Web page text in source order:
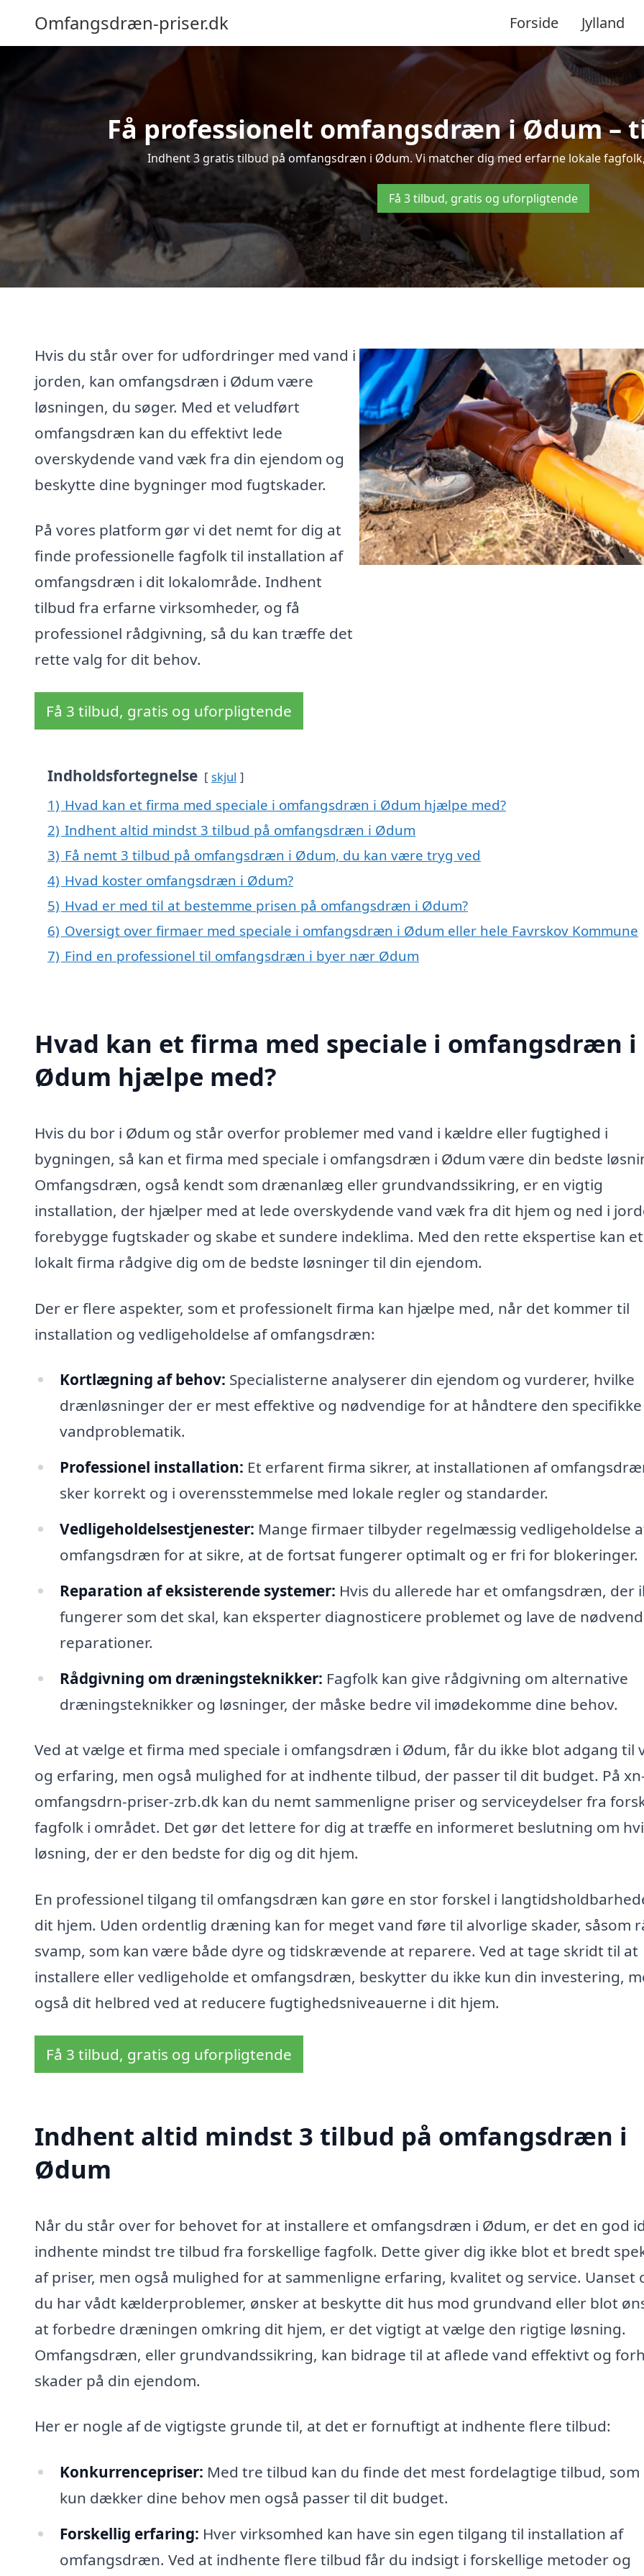
Omfangsdræn-priser.dk Forside Jylland
Få professionelt omfangsdræn i Ødum –
Indhent 3 gratis tilbud på omfangsdræn i Ødum. Vi matcher dig med erfarne lokale
Få 3 tilbud, gratis og uforpligtende
Hvis du står over for udfordringer med vand i
jorden, kan omfangsdræn i Ødum være
løsningen, du søger. Med et veludført
omfangsdræn kan du effektivt lede
overskydende vand væk fra din ejendom og
beskytte dine bygninger mod fugtskader.
På vores platform gør vi det nemt for dig at
finde professionelle fagfolk til installation af
omfangsdræn i dit lokalområde. Indhent
tilbud fra erfarne virksomheder, og få
professionel rådgivning, så du kan træffe det
rette valg for dit behov.
Få 3 tilbud, gratis og uforpligtende
Indholdsfortegnelse skjul
1) Hvad kan et firma med speciale i omfangsdræn i Ødum hjælpe med?
2) Indhent altid mindst 3 tilbud på omfangsdræn i Ødum
3) Få nemt 3 tilbud på omfangsdræn i Ødum, du kan være tryg ved
4) Hvad koster omfangsdræn i Ødum?
5) Hvad er med til at bestemme prisen på omfangsdræn i Ødum?
6) Oversigt over firmaer med speciale i omfangsdræn i Ødum eller hele Favrskov Kommune
7) Find en professionel til omfangsdræn i byer nær Ødum
Hvad kan et firma med speciale i omfangsdræn i
Ødum hjælpe med?
Hvis du bor i Ødum og står overfor problemer med vand i kældre eller fugtighed i
bygningen, så kan et firma med speciale i omfangsdræn i Ødum være din bedste
Omfangsdræn, også kendt som drænanlæg eller grundvandssikring, er en vigtig
installation, der hjælper med at lede overskydende vand væk fra dit hjem og ned i
forebygge fugtskader og skabe et sundere indeklima. Med den rette ekspertise kan et
lokalt firma rådgive dig om de bedste løsninger til din ejendom.
Der er flere aspekter, som et professionelt firma kan hjælpe med, når det kommer til
installation og vedligeholdelse af omfangsdræn:
Kortlægning af behov: Specialisterne analyserer din ejendom og vurderer, hvilke
drænløsninger der er mest effektive og nødvendige for at håndtere den specifikke
vandproblematik.
Professionel installation: Et erfarent firma sikrer, at installationen af
sker korrekt og i overensstemmelse med lokale regler og standarder.
Vedligeholdelsestjenester: Mange firmaer tilbyder regelmæssig vedligeholdelse
omfangsdræn for at sikre, at de fortsat fungerer optimalt og er fri for blokeringer.
Reparation af eksisterende systemer: Hvis du allerede har et omfangsdræn, der
fungerer som det skal, kan eksperter diagnosticere problemet og lave de
reparationer.
Rådgivning om dræningsteknikker: Fagfolk kan give rådgivning om alternative
dræningsteknikker og løsninger, der måske bedre vil imødekomme dine behov.
Ved at vælge et firma med speciale i omfangsdræn i Ødum, får du ikke blot adgang til
og erfaring, men også mulighed for at indhente tilbud, der passer til dit budget. På
omfangsdrn-priser-zrb.dk kan du nemt sammenligne priser og serviceydelser fra
fagfolk i området. Det gør det lettere for dig at træffe en informeret beslutning om
løsning, der er den bedste for dig og dit hjem.
En professionel tilgang til omfangsdræn kan gøre en stor forskel i
dit hjem. Uden ordentlig dræning kan for meget vand føre til alvorlige skader, såsom
svamp, som kan være både dyre og tidskrævende at reparere. Ved at tage skridt til at
installere eller vedligeholde et omfangsdræn, beskytter du ikke kun din investering,
også dit helbred ved at reducere fugtighedsniveauerne i dit hjem.
Få 3 tilbud, gratis og uforpligtende
Indhent altid mindst 3 tilbud på omfangsdræn i
Ødum
Når du står over for behovet for at installere et omfangsdræn i Ødum, er det en god
indhente mindst tre tilbud fra forskellige fagfolk. Dette giver dig ikke blot et bredt
af priser, men også mulighed for at sammenligne erfaring, kvalitet og service. Uanset
du har vådt kælderproblemer, ønsker at beskytte dit hus mod grundvand eller blot
at forbedre dræningen omkring dit hjem, er det vigtigt at vælge den rigtige løsning.
Omfangsdræn, eller grundvandssikring, kan bidrage til at aflede vand effektivt og
skader på din ejendom.
Her er nogle af de vigtigste grunde til, at det er fornuftigt at indhente flere tilbud:
Konkurrencepriser: Med tre tilbud kan du finde det mest fordelagtige tilbud, som
kun dækker dine behov men også passer til dit budget.
Forskellig erfaring: Hver virksomhed kan have sin egen tilgang til installation af
omfangsdræn. Ved at indhente flere tilbud får du indsigt i forskellige metoder og